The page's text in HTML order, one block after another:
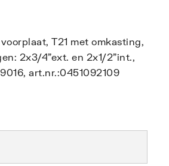
T21 met omkasting,
2x3/4"ext. en 2x1/2"int.,
art.nr.:0451092109